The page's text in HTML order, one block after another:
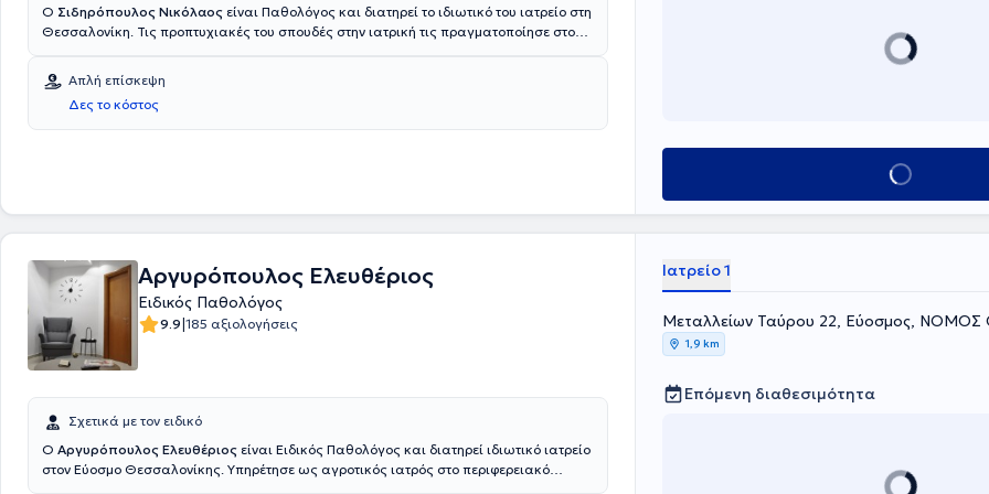
Ο Σιδηρόπουλος Νικόλαος είναι Παθολόγος και διατηρεί το ιδιωτικό του ιατρείο στη
Θεσσαλονίκη. Τις προπτυχιακές του σπουδές στην ιατρική τις πραγματοποίησε στο
στο Γενικό Νοσοκομείο Αεροπορίας και στο Γενικό Νοσοκομείο Νοσημάτων Θώρακος
"Η Σωτηρία". Στο ιατρείο του αντιμετωπίζεται η αρτηριακή υπέρταση, ο σακχαρώδης
διαβήτης, η χοληστερίνη και οι λοιμώξεις του αναπνευστικού, του γαστρεντερικού και
του ουροποιητικού συστήματος. Τέλος, εκτελεί προληπτικό έλεγχο - check up,
Απλή επίσκεψη
Δες το κόστος
Κλείσε ραντεβού
Αργυρόπουλος Ελευθέριος
Ειδικός Παθολόγος
9.9|185 αξιολογήσεις
Σχετικά με τον ειδικό
Ο Αργυρόπουλος Ελευθέριος είναι Ειδικός Παθολόγος και διατηρεί ιδιωτικό ιατρείο
στον Εύοσμο Θεσσαλονίκης. Υπηρέτησε ως αγροτικός ιατρός στο περιφερειακό
Ιατρείο 1
Μεταλλείων Ταύρου 22, Εύοσμος,
1,9 km
Επόμενη διαθεσιμότητα